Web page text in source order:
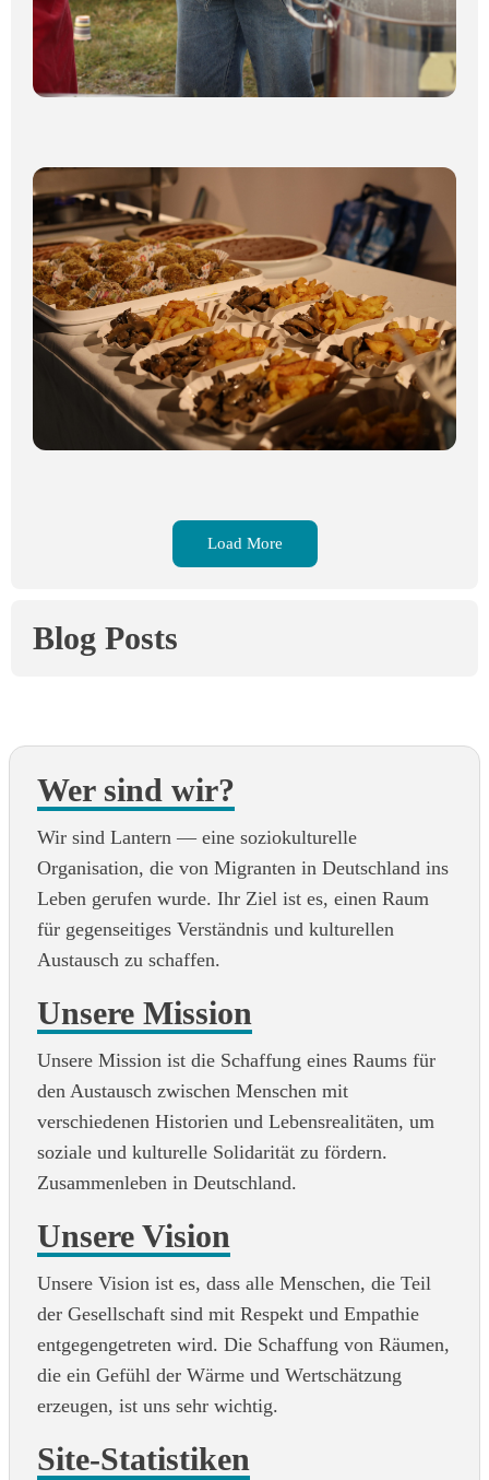
Load More
Blog Posts
Wer sind wir?
Wir sind Lantern — eine soziokulturelle
Organisation, die von Migranten in Deutschland ins
Leben gerufen wurde. Ihr Ziel ist es, einen Raum
für gegenseitiges Verständnis und kulturellen
Austausch zu schaffen.
Unsere Mission
Unsere Mission ist die Schaffung eines Raums für
den Austausch zwischen Menschen mit
verschiedenen Historien und Lebensrealitäten, um
soziale und kulturelle Solidarität zu fördern.
Zusammenleben in Deutschland.
Unsere Vision
Unsere Vision ist es, dass alle Menschen, die Teil
der Gesellschaft sind mit Respekt und Empathie
entgegengetreten wird. Die Schaffung von Räumen,
die ein Gefühl der Wärme und Wertschätzung
erzeugen, ist uns sehr wichtig.
Site-Statistiken